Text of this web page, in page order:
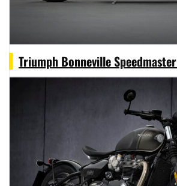
Triumph Bonneville